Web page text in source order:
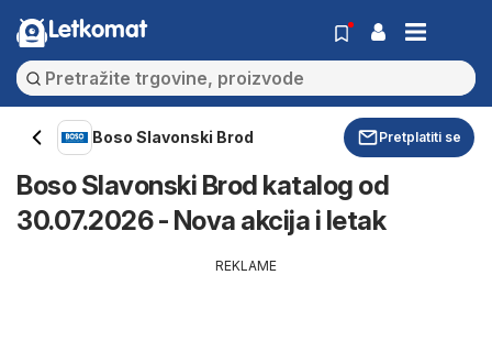
Letkomat
Boso Slavonski Brod Pretplatiti se
Boso Slavonski Brod katalog od
30.07.2026 - Nova akcija i letak
REKLAME